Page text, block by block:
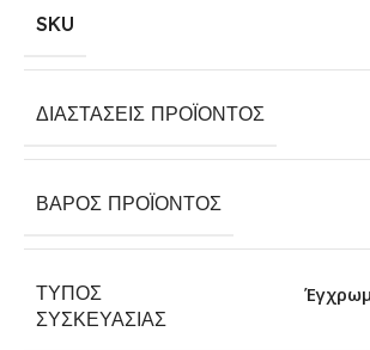
SKU
ΔΙΑΣΤΆΣΕΙΣ ΠΡΟΪΌΝΤΟΣ
ΒΆΡΟΣ ΠΡΟΪΌΝΤΟΣ
ΤΎΠΟΣ
ΣΥΣΚΕΥΑΣΊΑΣ